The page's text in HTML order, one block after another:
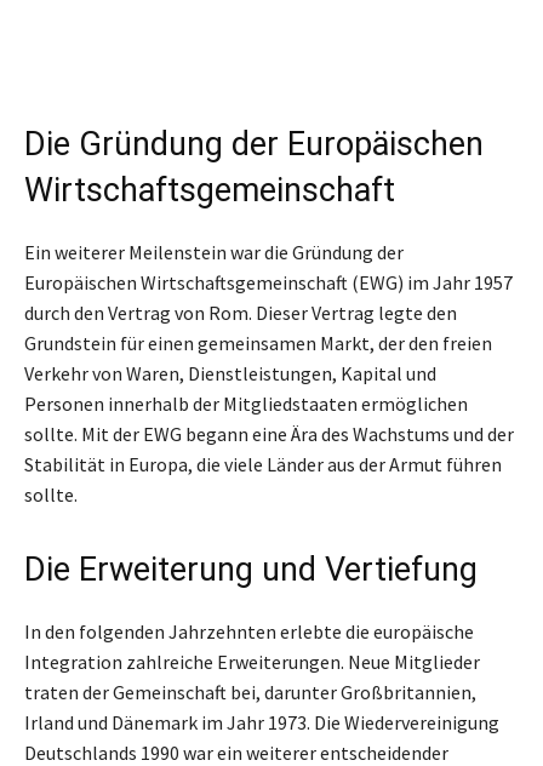
Die Gründung der Europäischen
Wirtschaftsgemeinschaft
Ein weiterer Meilenstein war die Gründung der
Europäischen Wirtschaftsgemeinschaft (EWG) im Jahr 1957
durch den Vertrag von Rom. Dieser Vertrag legte den
Grundstein für einen gemeinsamen Markt, der den freien
Verkehr von Waren, Dienstleistungen, Kapital und
Personen innerhalb der Mitgliedstaaten ermöglichen
sollte. Mit der EWG begann eine Ära des Wachstums und der
Stabilität in Europa, die viele Länder aus der Armut führen
sollte.
Die Erweiterung und Vertiefung
In den folgenden Jahrzehnten erlebte die europäische
Integration zahlreiche Erweiterungen. Neue Mitglieder
traten der Gemeinschaft bei, darunter Großbritannien,
Irland und Dänemark im Jahr 1973. Die Wiedervereinigung
Deutschlands 1990 war ein weiterer entscheidender